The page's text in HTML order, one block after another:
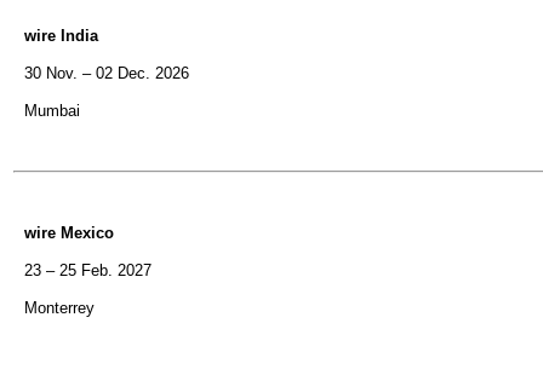
wire India
30 Nov. – 02 Dec. 2026
Mumbai
wire Mexico
23 – 25 Feb. 2027
Monterrey